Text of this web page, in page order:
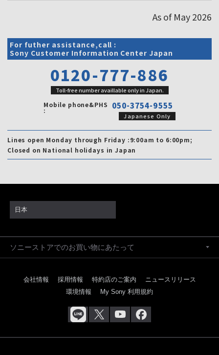
As of May 2026
For futher assistance,call :
Sony Customer Information Center Japan
0120-777-886
Toll-free number availlable only in Japan.
Mobile phone&PHS
: 050-3754-9555
Japanese Only
Lines open Monday through Friday :9:00am to 6:00pm;
Closed on National holidays in Japan
日本
ソニーストアでのお買い物にあたって
会社情報 採用情報 特約店のご案内
ニュースリリース
環境情報
My Sony 利用規約